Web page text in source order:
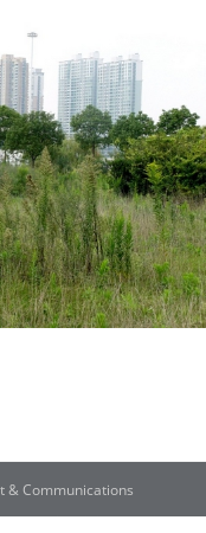
& Communications
上海市浦东新区临港新城海